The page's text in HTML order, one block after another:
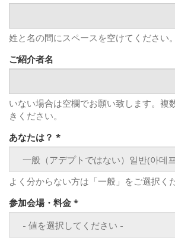
姓と名の間にスペースを空けてください。
ご紹介者名
いない場合は空欄でお願い致します。
きください。
あなたは？ *
よく分からない方は「一般」をご選択く
参加会場・料金 *